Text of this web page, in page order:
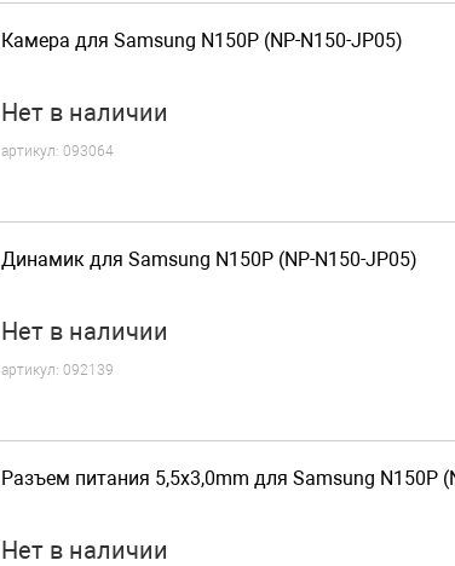
Камера для Samsung N150P (NP-N150-JP05)
Нет в наличии
артикул: 093064
Динамик для Samsung N150P (NP-N150-JP05)
Нет в наличии
артикул: 092139
Разъем питания 5,5x3,0mm для Samsung N150P
Нет в наличии